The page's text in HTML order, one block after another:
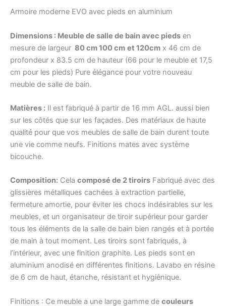
Armoire moderne EVO avec pieds en aluminium
Dimensions : Meuble de salle de bain avec pieds en
mesure de largeur 80 cm 100 cm et 120cm x 46 cm de
profondeur x 83.5 cm de hauteur (66 pour le meuble et 17,5
cm pour les pieds) Pure élégance pour votre nouveau
meuble de salle de bain.
Matières : Il est fabriqué à partir de 16 mm AGL. aussi bien
sur les côtés que sur les façades. Des matériaux de haute
qualité pour que vos meubles de salle de bain durent toute
une vie comme neufs. Finitions mates avec système
bicouche.
Composition: Cela composé de 2 tiroirs Fabriqué avec des
glissières métalliques cachées à extraction partielle,
fermeture amortie, pour éviter les chocs indésirables sur les
meubles, et un organisateur de tiroir supérieur pour garder
tous les éléments de la salle de bain bien rangés et à portée
de main à tout moment. Les tiroirs sont fabriqués, à
l’intérieur, avec une finition graphite. Les pieds sont en
aluminium anodisé en différentes finitions. Lavabo en résine
de 6 cm de haut, étanche, résistant et hygiénique.
Finitions : Ce meuble a une large gamme de couleurs